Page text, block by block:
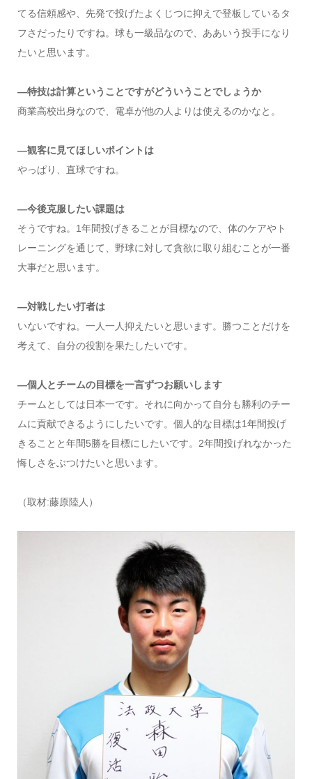
てる信頼感や、先発で投げたよくじつに抑えで登板しているタ
フさだったりですね。球も一級品なので、ああいう投手になり
たいと思います。
―特技は計算ということですがどういうことでしょうか
商業高校出身なので、電卓が他の人よりは使えるのかなと。
―観客に見てほしいポイントは
やっぱり、直球ですね。
―今後克服したい課題は
そうですね。1年間投げきることが目標なので、体のケアやト
レーニングを通じて、野球に対して貪欲に取り組むことが一番
大事だと思います。
―対戦したい打者は
いないですね。一人一人抑えたいと思います。勝つことだけを
考えて、自分の役割を果たしたいです。
―個人とチームの目標を一言ずつお願いします
チームとしては日本一です。それに向かって自分も勝利のチー
ムに貢献できるようにしたいです。個人的な目標は1年間投げ
きることと年間5勝を目標にしたいです。2年間投げれなかった
悔しさをぶつけたいと思います。
（取材:藤原陸人）